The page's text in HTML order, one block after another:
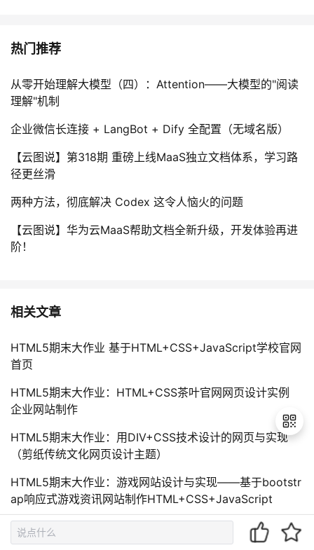
热门推荐
从零开始理解大模型（四）：Attention——大模型的"阅读
理解"机制
企业微信长连接 + LangBot + Dify 全配置（无域名版）
【云图说】第318期 重磅上线MaaS独立文档体系，学习路
径更丝滑
两种方法，彻底解决 Codex 这令人恼火的问题
【云图说】华为云MaaS帮助文档全新升级，开发体验再进
阶！
相关文章
HTML5期末大作业 基于HTML+CSS+JavaScript学校官网
首页
HTML5期末大作业：HTML+CSS茶叶官网网页设计实例
企业网站制作
HTML5期末大作业：用DIV+CSS技术设计的网页与实现
（剪纸传统文化网页设计主题）
HTML5期末大作业：游戏网站设计与实现——基于bootstr
ap响应式游戏资讯网站制作HTML+CSS+JavaScript
web前端期末大作业：网站设计与实现——咖啡网站HTML
+CSS+JavaScript